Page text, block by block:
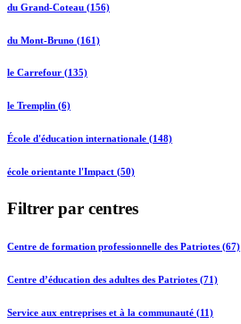
du Grand-Coteau (156)
du Mont-Bruno (161)
le Carrefour (135)
le Tremplin (6)
École d'éducation internationale (148)
école orientante l'Impact (50)
Filtrer par centres
Centre de formation professionnelle des Patriotes (67)
Centre d’éducation des adultes des Patriotes (71)
Service aux entreprises et à la communauté (11)